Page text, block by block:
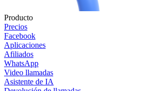
Producto
Precios
Facebook
Aplicaciones
Afiliados
WhatsApp
Video llamadas
Asistente de IA